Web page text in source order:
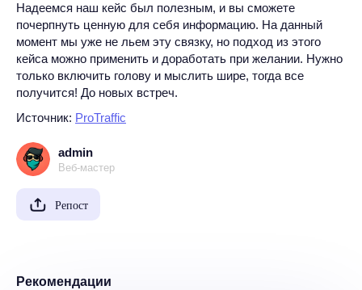
Надеемся наш кейс был полезным, и вы сможете
почерпнуть ценную для себя информацию. На данный
момент мы уже не льем эту связку, но подход из этого
кейса можно применить и доработать при желании. Нужно
только включить голову и мыслить шире, тогда все
получится! До новых встреч.
Источник: ProTraffic
Репост
admin
Веб-мастер
Рекомендации